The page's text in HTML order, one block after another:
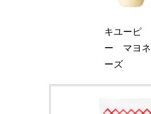
キユーピ
ー マヨネ
ーズ